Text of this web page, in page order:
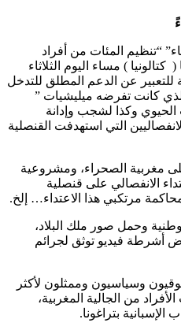
المئات من أفراد
) مساء اليوم الثلاثاء
عن الدعم المطلق للتدخل
تفرضه ميليشيات ”
وكذا لشجب وإدانة
التي استهدفت القنصلية
الصحراء، ومشروعية
على قنصلية
مرتكبي هذا الاعتداء… إلخ.
وحمل صور ملك البلاد،
فيديو توثق لجرائم
وسياسيون وممثلون لأكثر
من الجالية المغربية،
بتراغونا.